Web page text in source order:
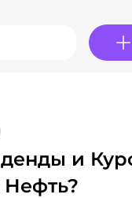
Нефть?